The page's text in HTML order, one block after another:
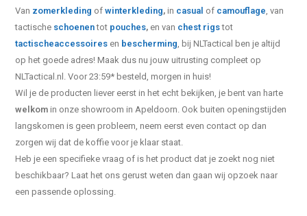
Van zomerkleding ofwinterkleding, in casual of camouflage, van
tactische schoenentot pouches, en van chest rigstot
tactischeaccessoires en bescherming, bij NLTactical ben je altijd
op het goede adres! Maak dus nu jouw uitrusting compleet op
NLTactical.nl. Voor 23:59* besteld, morgen in huis!
Wil je de producten liever eerst in het echt bekijken, je bent van harte
welkom in onze showroom in Apeldoorn. Ook buiten openingstijden
langskomen is geen probleem, neem eerst even contact op dan
zorgen wij dat de koffie voor je klaar staat.
Heb je een specifieke vraag of is het product dat je zoekt nog niet
beschikbaar? Laat het ons gerust weten dan gaan wij opzoek naar
een passende oplossing.